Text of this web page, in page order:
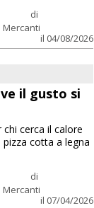
di
Mercanti
il 04/08/2026
il gusto si
di
Mercanti
il 07/04/2026
cerca il calore
cotta a legna